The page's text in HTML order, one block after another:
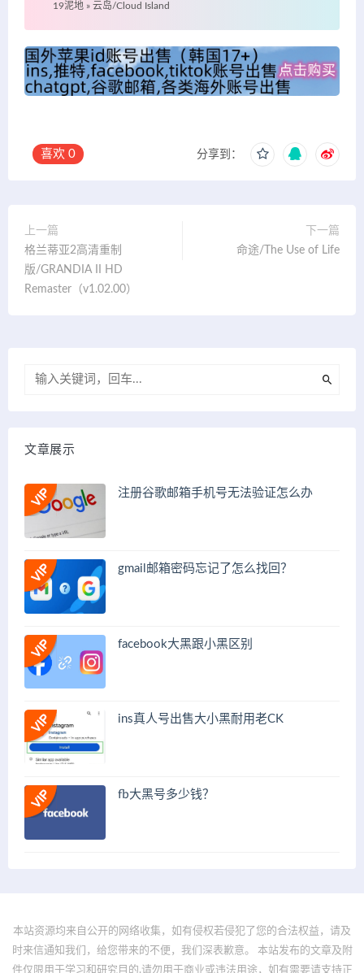
19泥地 » 云岛/Cloud Island
喜欢 0 分享到：
上一篇
格兰蒂亚2高清重制
版/GRANDIA II HD
Remaster（v1.02.00）
下一篇
命途/The Use of Life
文章展示
注册谷歌邮箱手机号无法验证怎么办
gmail邮箱密码忘记了怎么找回？
facebook大黑跟小黑区别
ins真人号出售大小黑耐用老CK
fb大黑号多少钱？
本站资源均来自公开的网络收集，如有侵权若侵犯了您的合法权益，请及
时来信通知我们，给您带来的不便，我们深表歉意。 本站发布的文章及附
件仅限用于学习和研究目的.请勿用于商业或违法用途，如有需要请支持正